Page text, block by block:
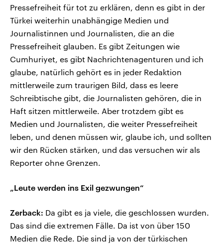
Pressefreiheit für tot zu erklären, denn es gibt in der
Türkei weiterhin unabhängige Medien und
Journalistinnen und Journalisten, die an die
Pressefreiheit glauben. Es gibt Zeitungen wie
Cumhuriyet, es gibt Nachrichtenagenturen und ich
glaube, natürlich gehört es in jeder Redaktion
mittlerweile zum traurigen Bild, dass es leere
Schreibtische gibt, die Journalisten gehören, die in
Haft sitzen mittlerweile. Aber trotzdem gibt es
Medien und Journalisten, die weiter Pressefreiheit
leben, und denen müssen wir, glaube ich, und sollten
wir den Rücken stärken, und das versuchen wir als
Reporter ohne Grenzen.
„Leute werden ins Exil gezwungen“
Zerback: Da gibt es ja viele, die geschlossen wurden.
Das sind die extremen Fälle. Da ist von über 150
Medien die Rede. Die sind ja von der türkischen